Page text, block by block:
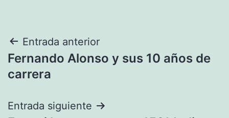
Navegación
de
Entrada anterior
Fernando Alonso y sus 10 años de
carrera
Entrada siguiente